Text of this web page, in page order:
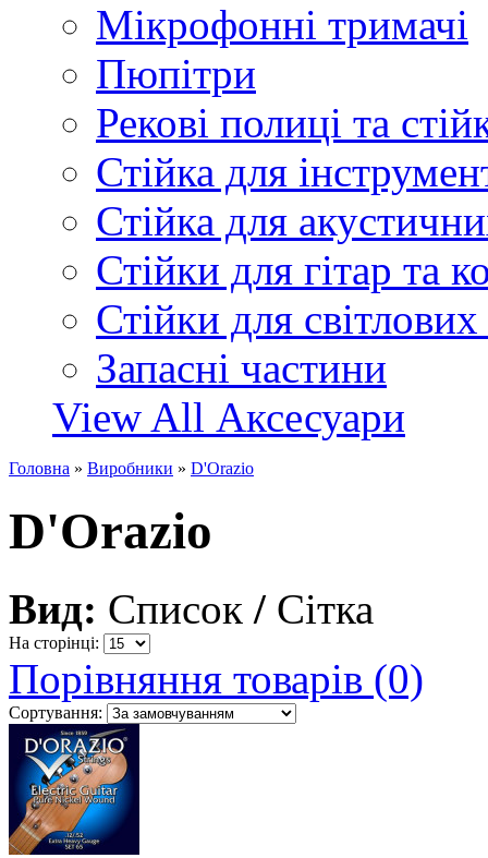
Мікрофонні тримачі
Пюпітри
Рекові полиці та
Стійка для
Стійка для
Стійки для гітар та
Стійки для
Запасні частини
View All Аксесуари
Головна » Виробники » D'Orazio
D'Orazio
Вид: Список / Сітка
На сторінці:
Порівняння товарів (0)
Сортування: